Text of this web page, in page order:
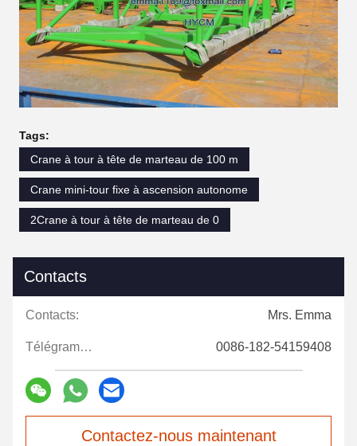
Tags:
Crane à tour à tête de marteau de 100 m
Crane mini-tour fixe à ascension autonome
2Crane à tour à tête de marteau de 0
Contacts
Contacts: Mrs. Emma
Télégramme: 0086-182-54159408
Contactez-nous maintenant